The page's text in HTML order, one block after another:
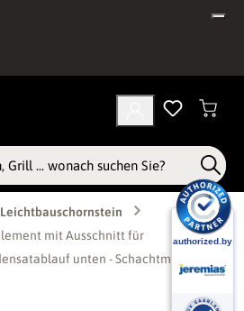
Leichtbauschornstein
mit Ausschnitt für
unten - Schachtmaß innen: